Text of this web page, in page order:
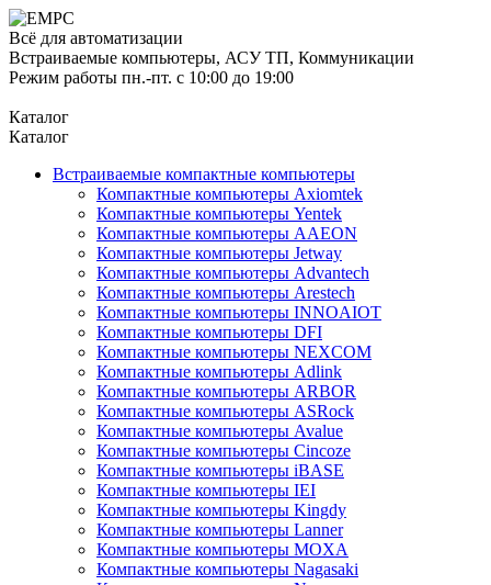
Всё для автоматизации
Встраиваемые компьютеры, АСУ ТП, Коммуникации
Режим работы пн.-пт. с 10:00 до 19:00
Каталог
Каталог
Встраиваемые компактные компьютеры
Компактные компьютеры Axiomtek
Компактные компьютеры Yentek
Компактные компьютеры AAEON
Компактные компьютеры Jetway
Компактные компьютеры Advantech
Компактные компьютеры Arestech
Компактные компьютеры INNOAIOT
Компактные компьютеры DFI
Компактные компьютеры NEXCOM
Компактные компьютеры Adlink
Компактные компьютеры ARBOR
Компактные компьютеры ASRock
Компактные компьютеры Avalue
Компактные компьютеры Cincoze
Компактные компьютеры iBASE
Компактные компьютеры IEI
Компактные компьютеры Kingdy
Компактные компьютеры Lanner
Компактные компьютеры MOXA
Компактные компьютеры Nagasaki